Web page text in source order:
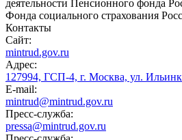
деятельности Пенсионного фонда
Фонда социального страхования
Контакты
Сайт:
mintrud.gov.ru
Адрес:
127994, ГСП-4, г. Москва, ул.
E-mail:
mintrud@mintrud.gov.ru
Пресс-служба:
pressa@mintrud.gov.ru